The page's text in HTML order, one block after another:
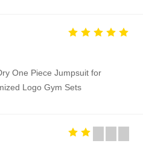
One Piece Jumpsuit for
Logo Gym Sets